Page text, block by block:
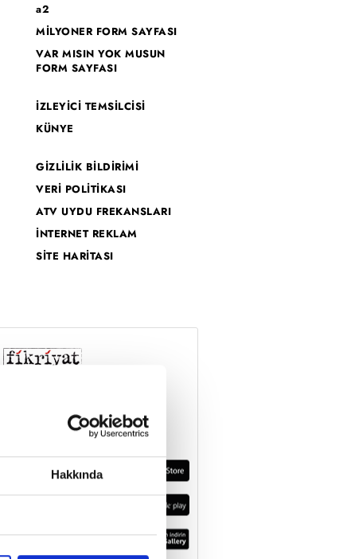
Hakkında
a2
MİLYONER FORM SAYFASI
VAR MISIN YOK MUSUN
FORM SAYFASI
İZLEYİCİ TEMSİLCİSİ
KÜNYE
GİZLİLİK BİLDİRİMİ
VERİ POLİTİKASI
ATV UYDU FREKANSLARI
İNTERNET REKLAM
SİTE HARİTASI